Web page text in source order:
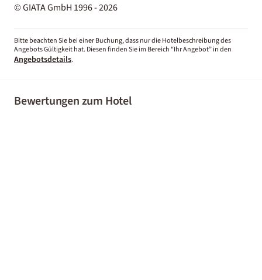
© GIATA GmbH 1996 - 2026
Bitte beachten Sie bei einer Buchung, dass nur die Hotelbeschreibung des
Angebots Gültigkeit hat. Diesen finden Sie im Bereich “Ihr Angebot” in den
Angebotsdetails.
Bewertungen zum Hotel